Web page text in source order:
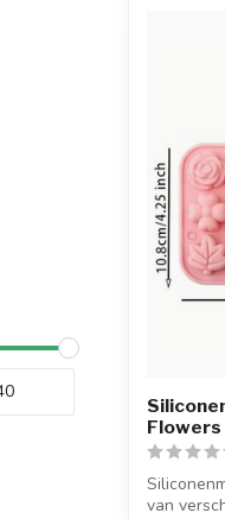
Flowers
van